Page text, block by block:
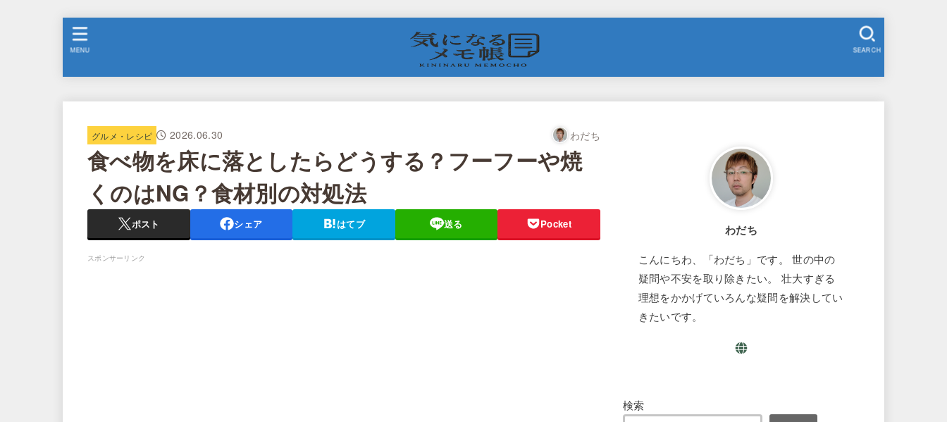
SEARCH
MENU
グルメ・レシピ 2026.06.30 わだち
食べ物を床に落としたらどうする？フーフーや焼
くのはNG？食材別の対処法
ポスト シェア はてブ 送る Pocket
スポンサーリンク
わだち
こんにちわ、「わだち」です。 世の中の
疑問や不安を取り除きたい。 壮大すぎる
理想をかかげていろんな疑問を解決してい
きたいです。
検索